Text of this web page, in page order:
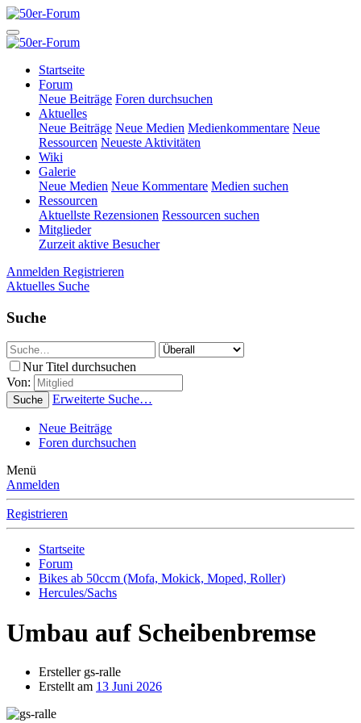
Startseite
Forum
Neue Beiträge Foren durchsuchen
Aktuelles
Neue Beiträge Neue Medien Medienkommentare Neue
Ressourcen Neueste Aktivitäten
Wiki
Galerie
Neue Medien Neue Kommentare Medien suchen
Ressourcen
Aktuellste Rezensionen Ressourcen suchen
Mitglieder
Zurzeit aktive Besucher
Anmelden Registrieren
Aktuelles Suche
Suche
Nur Titel durchsuchen
Von:
Suche Erweiterte Suche…
Neue Beiträge
Foren durchsuchen
Menü
Anmelden
Registrieren
Startseite
Forum
Bikes ab 50ccm (Mofa, Mokick, Moped, Roller)
Hercules/Sachs
Umbau auf Scheibenbremse
Erstellergs-ralle
Erstellt am 13 Juni 2026